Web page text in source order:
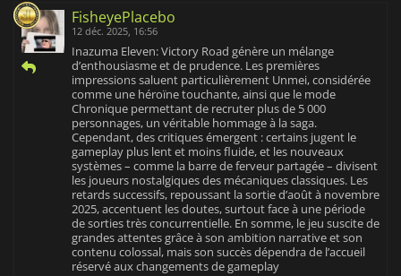
FisheyePlacebo
12 déc. 2025, 16:56
Inazuma Eleven: Victory Road génère un mélange
d’enthousiasme et de prudence. Les premières
impressions saluent particulièrement Unmei, considérée
comme une héroïne touchante, ainsi que le mode
Chronique permettant de recruter plus de 5 000
personnages, un véritable hommage à la saga.
Cependant, des critiques émergent : certains jugent le
gameplay plus lent et moins fluide, et les nouveaux
systèmes – comme la barre de ferveur partagée – divisent
les joueurs nostalgiques des mécaniques classiques. Les
retards successifs, repoussant la sortie d’août à novembre
2025, accentuent les doutes, surtout face à une période
de sorties très concurrentielle. En somme, le jeu suscite de
grandes attentes grâce à son ambition narrative et son
contenu colossal, mais son succès dépendra de l’accueil
réservé aux changements de gameplay